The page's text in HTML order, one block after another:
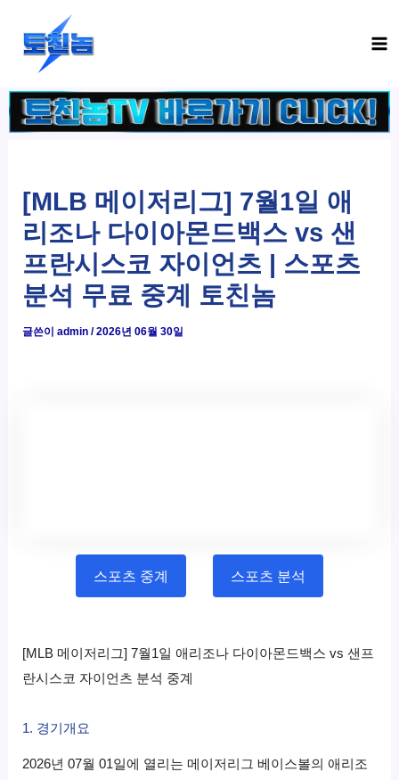
건
너
[MLB 메이저리그] 7월1일 애
리조나 다이아몬드백스 vs 샌
프란시스코 자이언츠 | 스포츠
분석 무료 중계 토친놈
글쓴이admin/2026년 06월 30일
스포츠 중계 스포츠 분석
[MLB 메이저리그] 7월1일 애리조나 다이아몬드백스 vs 샌프
란시스코 자이언츠 분석 중계
1. 경기개요
2026년 07월 01일에 열리는 메이저리그 베이스볼의 애리조